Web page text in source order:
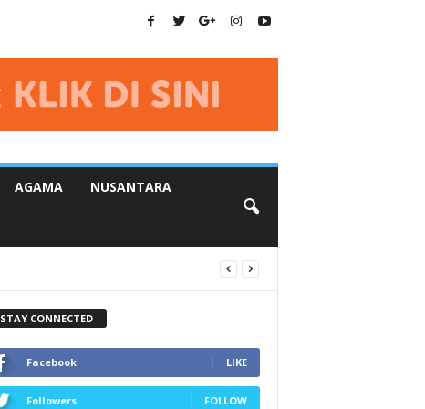
AGAMA NUSANTARA
STAY CONNECTED
Facebook LIKE
Followers FOLLOW